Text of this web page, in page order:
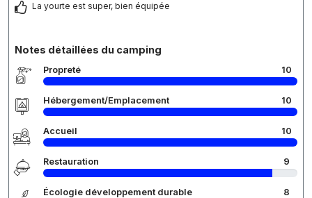
La yourte est super, bien équipée
Notes détaillées du camping
Propreté 10
Hébergement/Emplacement 10
Accueil 10
Restauration 9
Écologie développement durable 8